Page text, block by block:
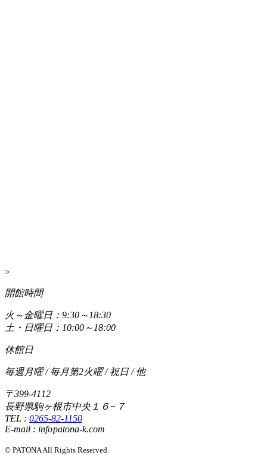
>
開館時間
火～金曜日：9:30～18:30
土・日曜日：10:00～18:00
休館日
毎週月曜 / 毎月第2火曜 / 祝日 / 他
〒399-4112
長野県駒ヶ根市中央１６−７
TEL : 0265-82-1150
E-mail : infopatona-k.com
© PATONA All Rights Reserved.